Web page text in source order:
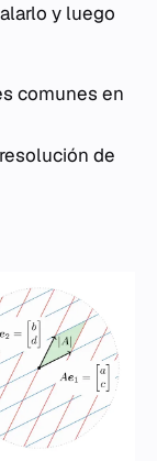
y luego
comunes en
de